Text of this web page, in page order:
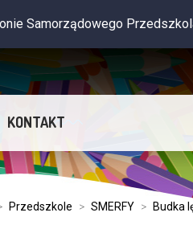
Przedszkola w
KONTAKT
Przedszkole > SMERFY > Budka